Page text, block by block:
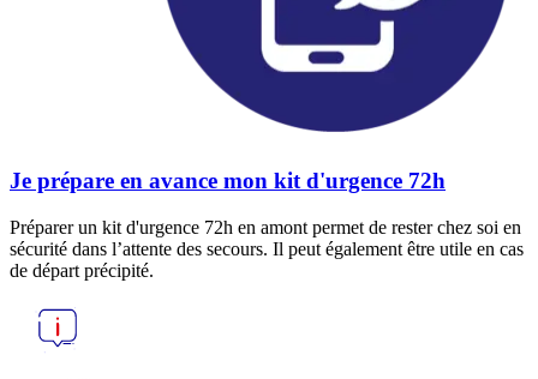
Je prépare en avance mon kit d'urgence 72h
Préparer un kit d'urgence 72h en amont permet de rester chez soi en
sécurité dans l’attente des secours. Il peut également être utile en cas
de départ précipité.